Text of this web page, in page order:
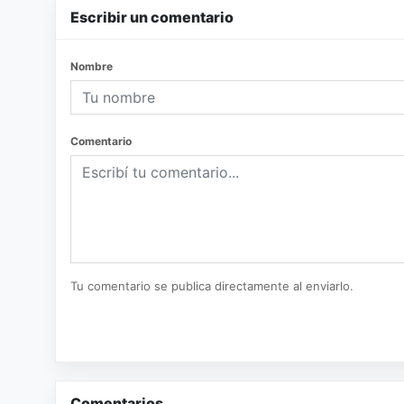
Escribir un comentario
Nombre
Comentario
Tu comentario se publica directamente al enviarlo.